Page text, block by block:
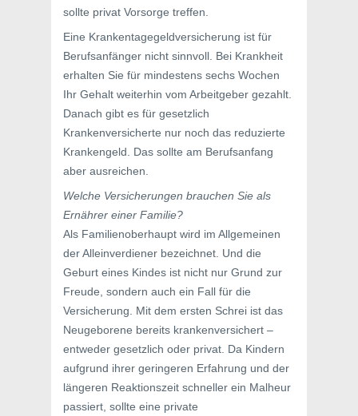
sollte privat Vorsorge treffen.
Eine Krankentagegeldversicherung ist für
Berufsanfänger nicht sinnvoll. Bei Krankheit
erhalten Sie für mindestens sechs Wochen
Ihr Gehalt weiterhin vom Arbeitgeber gezahlt.
Danach gibt es für gesetzlich
Krankenversicherte nur noch das reduzierte
Krankengeld. Das sollte am Berufsanfang
aber ausreichen.
Welche Versicherungen brauchen Sie als
Ernährer einer Familie?
Als Familienoberhaupt wird im Allgemeinen
der Alleinverdiener bezeichnet. Und die
Geburt eines Kindes ist nicht nur Grund zur
Freude, sondern auch ein Fall für die
Versicherung. Mit dem ersten Schrei ist das
Neugeborene bereits krankenversichert –
entweder gesetzlich oder privat. Da Kindern
aufgrund ihrer geringeren Erfahrung und der
längeren Reaktionszeit schneller ein Malheur
passiert, sollte eine private